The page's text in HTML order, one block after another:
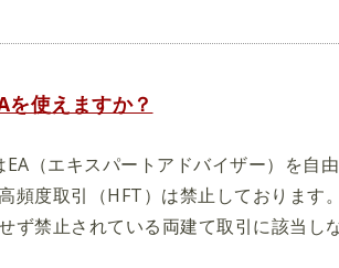
使えますか？
（エキスパートアドバイザー）を自
頻度取引（HFT）は禁止しております
ず禁止されている両建て取引に該当し